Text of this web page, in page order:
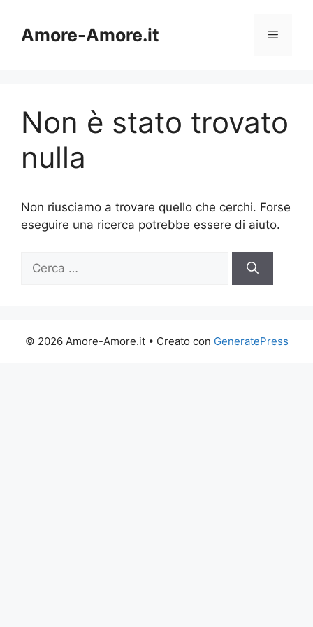
contenuto
Amore-Amore.it Menu
Non è stato trovato
nulla
Non riusciamo a trovare quello che cerchi. Forse
eseguire una ricerca potrebbe essere di aiuto.
per:
© 2026 Amore-Amore.it• Creato con GeneratePress